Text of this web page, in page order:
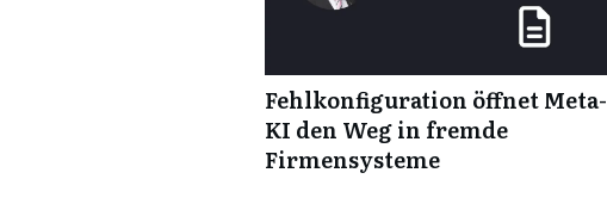
Fehlkonfiguration öffnet Meta-
KI den Weg in fremde
Firmensysteme